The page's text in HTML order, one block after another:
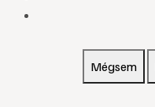
Mégsem